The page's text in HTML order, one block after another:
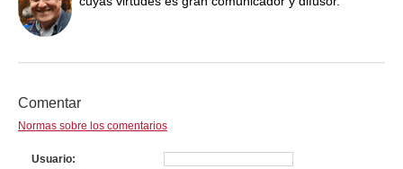
Comentar
Normas sobre los comentarios
Usuario